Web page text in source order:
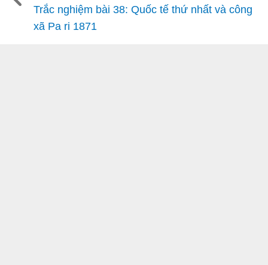
Trắc nghiệm bài 38: Quốc tế thứ nhất và công
xã Pa ri 1871